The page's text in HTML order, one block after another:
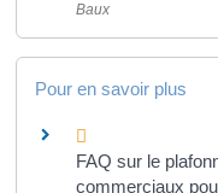
Baux
Pour en savoir plus
FAQ sur le
commerciaux